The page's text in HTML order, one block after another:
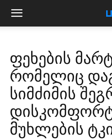
ფეხების
რომელიც
სიმძიმის
მუხლების